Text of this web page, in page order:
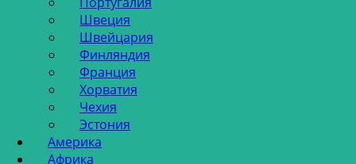
Швеция
Швейцария
Финляндия
Франция
Хорватия
Чехия
Эстония
Америка
Африка